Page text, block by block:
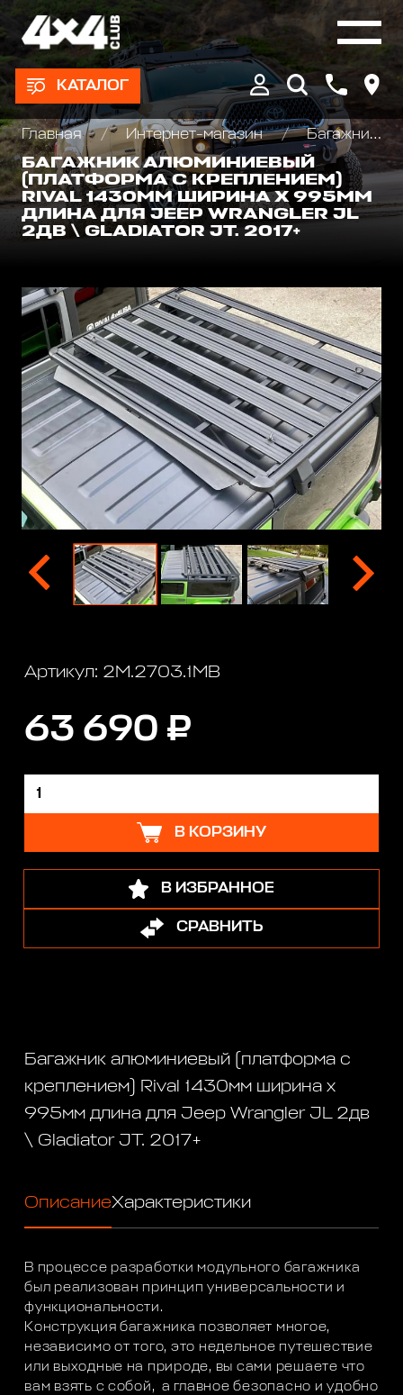
КАТАЛОГ
Главная Интернет-магазин
Багажники экспедиционные, автобоксы
БАГАЖНИК АЛЮМИНИЕВЫЙ
(ПЛАТФОРМА С КРЕПЛЕНИЕМ)
RIVAL 1430ММ ШИРИНА X 995ММ
ДЛИНА ДЛЯ JEEP WRANGLER JL
2ДВ \ GLADIATOR JT. 2017+
Артикул: 2M.2703.1MB
63 690 ₽
В КОРЗИНУ
В ИЗБРАННОЕ
СРАВНИТЬ
Багажник алюминиевый (платформа с
креплением) Rival 1430мм ширина x
995мм длина для Jeep Wrangler JL 2дв
\ Gladiator JT. 2017+
ОписаниеХарактеристики
В процессе разработки модульного багажника
был реализован принцип универсальности и
функциональности.
Конструкция багажника позволяет многое,
независимо от того, это недельное путешествие
или выходные на природе, вы сами решаете что
вам взять с собой, а главное безопасно и удобно